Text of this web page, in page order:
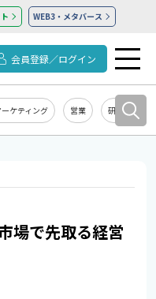
WEB3・メタバース
会員登録／ログイン
ケティング 営業 研究開発
場で先取る経営